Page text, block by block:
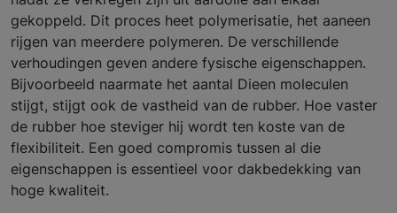
gekoppeld. Dit proces heet polymerisatie, het aaneen
rijgen van meerdere polymeren. De verschillende
verhoudingen geven andere fysische eigenschappen.
Bijvoorbeeld naarmate het aantal Dieen moleculen
stijgt, stijgt ook de vastheid van de rubber. Hoe vaster
de rubber hoe steviger hij wordt ten koste van de
flexibiliteit. Een goed compromis tussen al die
eigenschappen is essentieel voor dakbedekking van
hoge kwaliteit.